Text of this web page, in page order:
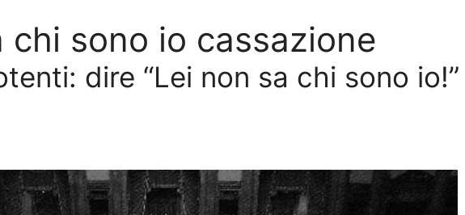
chi sono io cassazione
dire “Lei non sa chi sono io!”